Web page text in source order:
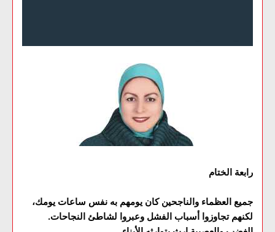
رابعة الختام
جميع العظماء والناجحين كان يومهم به نفس ساعات يومك،
لكنهم تجاوزوا أسباب الفشل وعبروا لشاطئ النجاحات.